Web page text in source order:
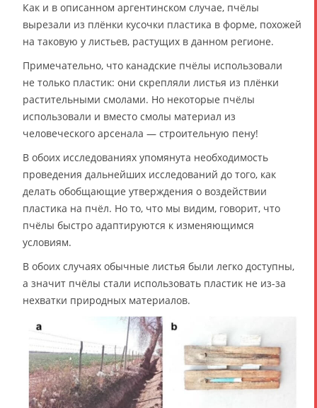
Как и в описанном аргентинском случае, пчёлы
вырезали из плёнки кусочки пластика в форме, похожей
на таковую у листьев, растущих в данном регионе.
Примечательно, что канадские пчёлы использовали
не только пластик: они скрепляли листья из плёнки
растительными смолами. Но некоторые пчёлы
использовали и вместо смолы материал из
человеческого арсенала — строительную пену!
В обоих исследованиях упомянута необходимость
проведения дальнейших исследований до того, как
делать обобщающие утверждения о воздействии
пластика на пчёл. Но то, что мы видим, говорит, что
пчёлы быстро адаптируются к изменяющимся
условиям.
В обоих случаях обычные листья были легко доступны,
а значит пчёлы стали использовать пластик не из-за
нехватки природных материалов.